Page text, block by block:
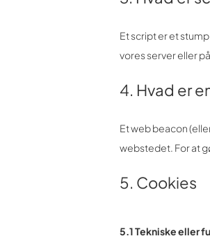
Et script er et
vores server eller
4. Hvad er
Et web beacon
webstedet. For at
5. Cookies
5.1 Tekniske eller